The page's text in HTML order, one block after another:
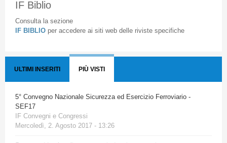
IF Biblio
Consulta la sezione
IF BIBLIO per accedere ai siti web delle riviste specifiche
ULTIMI INSERITI PIÙ VISTI
5° Convegno Nazionale Sicurezza ed Esercizio Ferroviario -
SEF17
IF Convegni e Congressi
Mercoledì, 2. Agosto 2017 - 13:26